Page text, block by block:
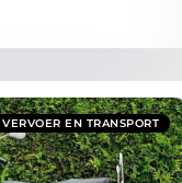
VERVOER EN TRANSPORT